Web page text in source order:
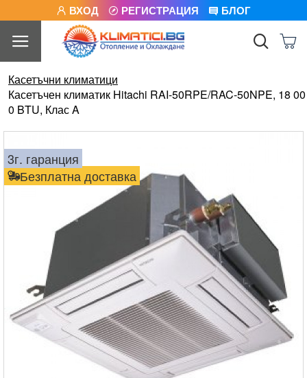
ВХОД РЕГИСТРАЦИЯ БЛОГ
Касетъчни климатици
Касетъчен климатик Hitachi RAI-50RPE/RAC-50NPE, 18 00
0 BTU, Клас A
Безплатна доставка
3г. гаранция